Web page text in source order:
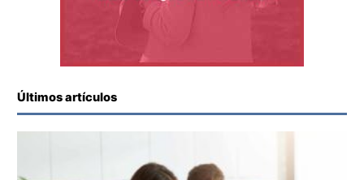
Últimos artículos